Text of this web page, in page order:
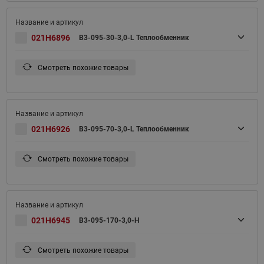
021H6896 B3-095-30-3,0-L Теплообменник
Смотреть похожие товары
021H6926 B3-095-70-3,0-L Теплообменник
Смотреть похожие товары
021H6945 B3-095-170-3,0-H
Смотреть похожие товары